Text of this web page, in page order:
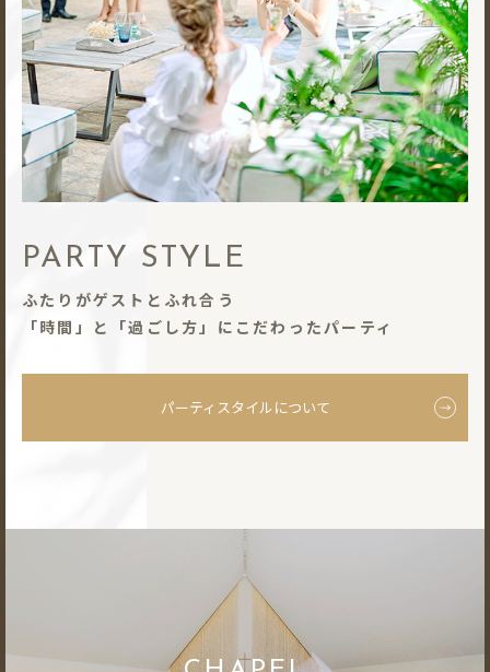
PARTY STYLE
ふたりがゲストとふれ合う
「時間」と「過ごし⽅」にこだわったパーティ
パーティスタイルについて